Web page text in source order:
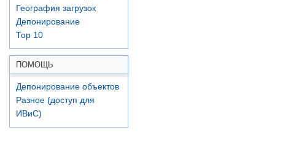
География загрузок
Депонирование
Top 10
ПОМОЩЬ
Депонирование объектов
Разное (доступ для
ИВиС)